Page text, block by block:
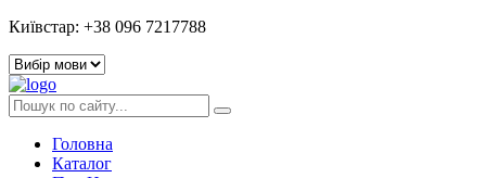
Київстар: +38 096 7217788
Головна
Каталог